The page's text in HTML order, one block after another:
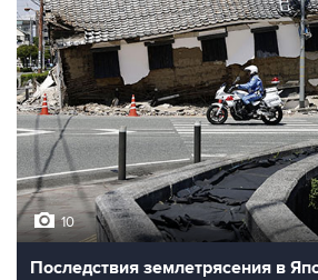
10
Последствия землетрясения в